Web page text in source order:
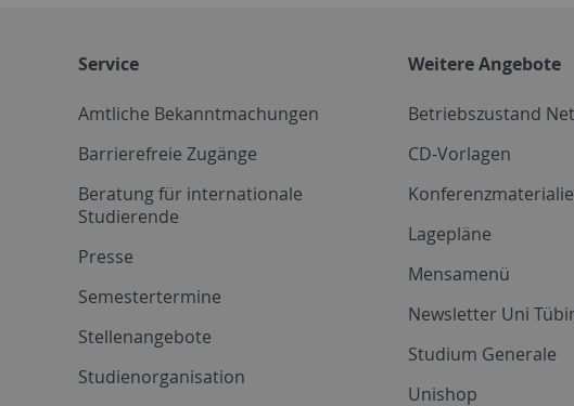
Service
Amtliche Bekanntmachungen
Barrierefreie Zugänge
Beratung für internationale
Studierende
Presse
Semestertermine
Stellenangebote
Studienorganisation
Weitere Angebote
Betriebszustand
CD-Vorlagen
Lagepläne
Mensamenü
Newsletter Uni
Studium Generale
Unishop